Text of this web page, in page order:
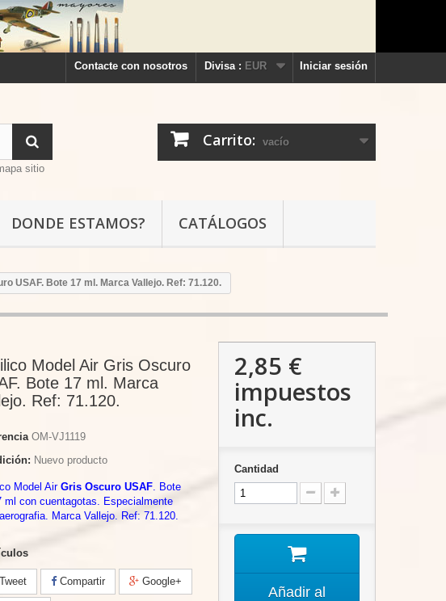
Iniciar sesión
Divisa : EUR
Contacte con nosotros
Carrito: vacío
sitio
DONDE ESTAMOS? CATÁLOGOS
USAF. Bote 17 ml. Marca Vallejo. Ref: 71.120.
Model Air Gris Oscuro
Bote 17 ml. Marca
Ref: 71.120.
OM-VJ1119
Nuevo producto
Model Air Gris Oscuro USAF. Bote
ml con cuentagotas. Especialmente
Marca Vallejo. Ref: 71.120.
Tweet Compartir Google+
2,85 €
impuestos
inc.
Cantidad
Añadir al